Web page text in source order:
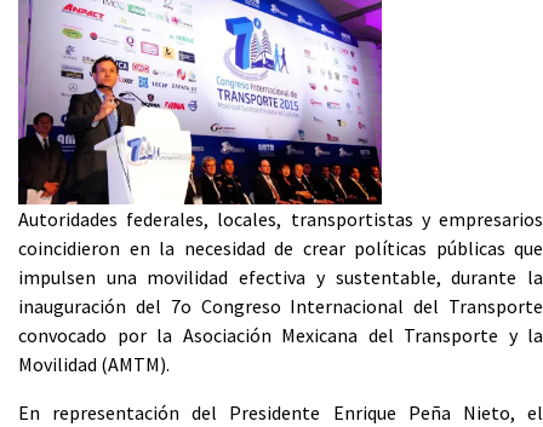
Autoridades federales, locales, transportistas y empresarios
coincidieron en la necesidad de crear políticas públicas que
impulsen una movilidad efectiva y sustentable, durante la
inauguración del 7o Congreso Internacional del Transporte
convocado por la Asociación Mexicana del Transporte y la
Movilidad (AMTM).
En representación del Presidente Enrique Peña Nieto, el